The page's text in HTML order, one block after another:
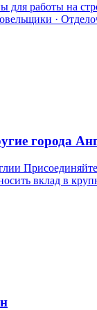
на
города
и